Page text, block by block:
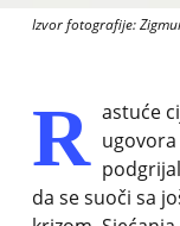
Izvor fotografije:
R astuće
da se suoči sa